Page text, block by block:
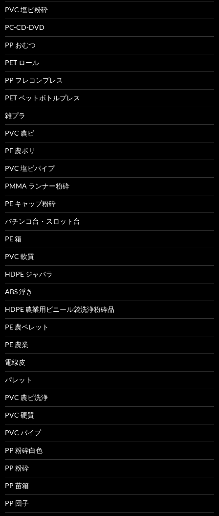
PVC 塩ビ粉砕
PC-CD-DVD
PP おむつ
PET ロール
PP フレコンプレス
PET ペットボトルプレス
雑プラ
PVC 農ビ
PE 農ポリ
PVC 塩ビパイプ
PMMA ランナー粉砕
PE キャップ粉砕
パチンコ台・スロット台
PE 箱
PVC 軟質
HDPE ジャバラ
ABS 浮き
HDPE 農業用ビニール袋洗浄粉砕品
PE 農ペレット
PE 農業
電線皮
パレット
PVC 農ビ洗浄
PVC 硬質
PVC パイプ
PP 粉砕白色
PP 粉砕
PP 苗箱
PP 団子